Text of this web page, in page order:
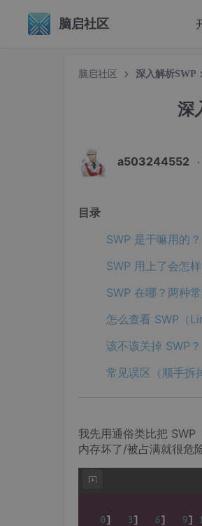
脑启社区
脑启社区 深入解析SWP
深
a503244552 ·
目录
SWP 是干嘛用的？
SWP 用上了会怎样
SWP 在哪？两种
怎么查看 SWP（
该不该关掉 SWP？
常见误区（顺手拆
我先用通俗类比把 SWP
内存坏了/被占满就很危